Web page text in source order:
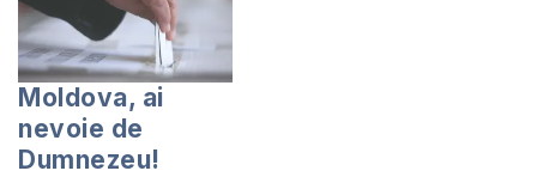
Moldova, ai
nevoie de
Dumnezeu!